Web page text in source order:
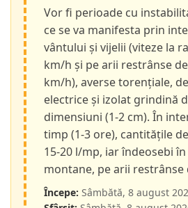
Vor fi perioade cu
ce se va manifesta prin
vântului și vijelii (viteze la
km/h și pe arii restrânse
km/h), averse torențiale,
electrice și izolat grindină
dimensiuni (1-2 cm). În
timp (1-3 ore), cantitățile
15-20 l/mp, iar îndeosebi
montane, pe arii restrânse
Începe: Sâmbătă, 8 august